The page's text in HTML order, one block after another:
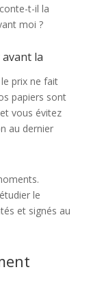
t-il la
moi ?
la
le prix ne fait
papiers sont
vous évitez
au dernier
le
et signés au